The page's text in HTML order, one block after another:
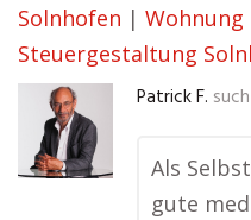
Solnhofen |
Steuergestaltung
Patrick F.
Als
gute